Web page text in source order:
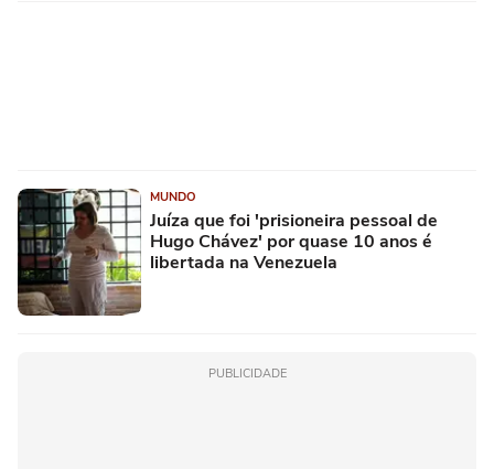
MUNDO
Juíza que foi 'prisioneira pessoal de
Hugo Chávez' por quase 10 anos é
libertada na Venezuela
PUBLICIDADE